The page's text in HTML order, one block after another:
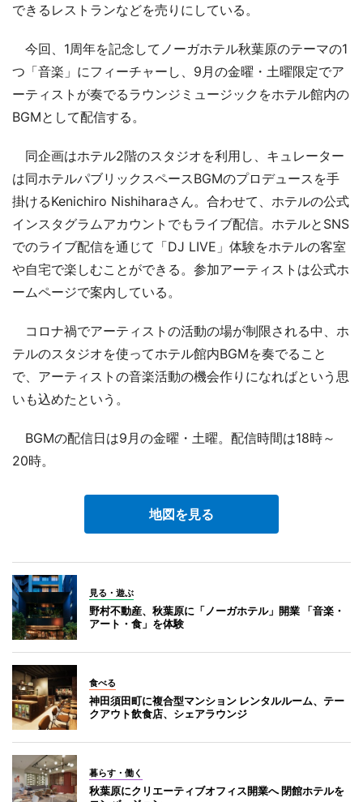
できるレストランなどを売りにしている。
今回、1周年を記念してノーガホテル秋葉原のテーマの1
つ「音楽」にフィーチャーし、9月の金曜・土曜限定でア
ーティストが奏でるラウンジミュージックをホテル館内の
BGMとして配信する。
同企画はホテル2階のスタジオを利用し、キュレーター
は同ホテルパブリックスペースBGMのプロデュースを手
掛けるKenichiro Nishiharaさん。合わせて、ホテルの公式
インスタグラムアカウントでもライブ配信。ホテルとSNS
でのライブ配信を通じて「DJ LIVE」体験をホテルの客室
や自宅で楽しむことができる。参加アーティストは公式ホ
ームページで案内している。
コロナ禍でアーティストの活動の場が制限される中、ホ
テルのスタジオを使ってホテル館内BGMを奏でること
で、アーティストの音楽活動の機会作りになればという思
いも込めたという。
BGMの配信日は9月の金曜・土曜。配信時間は18時～
20時。
地図を見る
見る・遊ぶ
野村不動産、秋葉原に「ノーガホテル」開業 「音楽・
アート・食」を体験
食べる
神田須田町に複合型マンション レンタルルーム、テー
クアウト飲食店、シェアラウンジ
暮らす・働く
秋葉原にクリエーティブオフィス開業へ 閉館ホテルを